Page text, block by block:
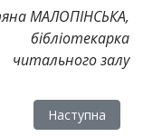
МАЛОПІНСЬКА,
бібліотекарка
читального залу
Наступна
Наступна